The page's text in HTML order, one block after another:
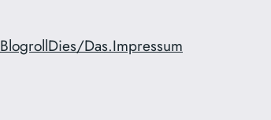
BlogrollDies/Das.Impressum